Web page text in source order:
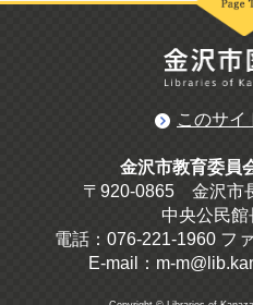
このサイ
金沢市教育委員
〒920-0865 金沢市
中央公民
電話：076-221-1960 フ
E-mail：m-